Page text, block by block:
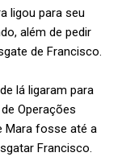
ligou para seu
além de pedir
de Francisco.
lá ligaram para
Operações
Mara fosse até a
Francisco.